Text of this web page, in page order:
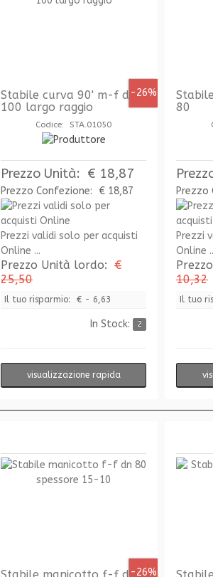
-26%
Stabile curva 90' m-f dn
100 largo raggio
Codice: STA.01050
Prezzo Unità: € 18,87
Prezzo Confezione: € 18,87
Prezzi validi solo per acquisti
Online ...
Prezzo Unità lordo: €
25,50
Il tuo risparmio: € - 6,63
In Stock: 2
visualizzazione rapida
80
Prezzo
Prezzi
Online
10,32
Il tuo
-26%